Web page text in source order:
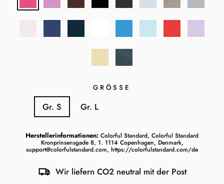
GRÖSSE
Gr. S Gr. L
Herstellerinformationen: Colorful Standard, Colorful Standard
Kronprinsensgade 8, 1. 1114 Copenhagen, Denmark,
support@colorfulstandard.com, https://colorfulstandard.com/de
Wir liefern CO2 neutral mit der Post